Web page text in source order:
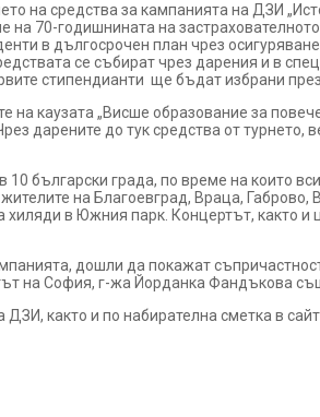
на средства за кампанията на ДЗИ
на 70-годишнината на
в дългосрочен план чрез
се събират чрез дарения и в
стипендианти ще бъдат избрани през
каузата „Висше образование за
дарените до тук средства от турнето,
10 български града, по време на които
на Благоевград, Враца, Габрово,
хиляди в Южния парк. Концертът, както
дошли да покажат
на София, г-жа Йорданка Фандъкова
както и по набирателна сметка в